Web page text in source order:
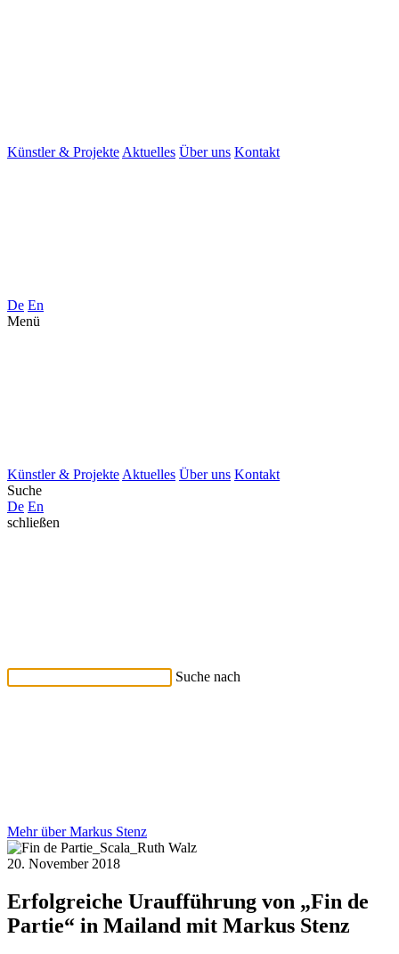
Künstler & Projekte Aktuelles Über uns Kontakt
De En
Menü
Künstler & Projekte Aktuelles Über uns Kontakt
Suche
De En
schließen
Suche nach
Mehr über Markus Stenz
20. November 2018
Erfolgreiche Uraufführung von „Fin de
Partie“ in Mailand mit Markus Stenz